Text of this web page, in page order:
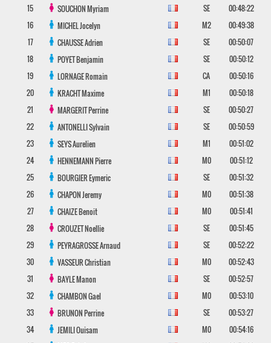
15
SOUCHONMyriam SE
00:48:22
16
MICHELJocelyn M2
00:49:38
17
CHAUSSEAdrien SE
00:50:07
18
POYETBenjamin SE
00:50:12
19
LORNAGERomain CA
00:50:16
20
KRACHTMaxime M1
00:50:18
21
MARGERITPerrine SE
00:50:27
22
ANTONELLISylvain SE
00:50:59
23
SEYSAurelien M1
00:51:02
24
HENNEMANNPierre M0
00:51:12
25
BOURGIEREymeric SE
00:51:32
26
CHAPONJeremy M0
00:51:38
27
CHAIZEBenoit M0
00:51:41
28
CROUZETNoellie SE
00:51:45
29
PEYRAGROSSEArnaud SE
00:52:22
30
VASSEURChristian M0
00:52:43
31
BAYLEManon SE
00:52:57
32
CHAMBONGael M0
00:53:10
33
BRUNONPerrine SE
00:53:27
34
JEMILIOuisam M0
00:54:16